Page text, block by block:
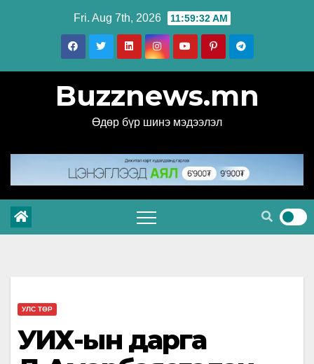
Fri. Aug 7th, 2026 11:59:33 AM
Buzznews.mn
Өдөр бүр шинэ мэдээлэл
УЛС ТӨР
УИХ-ын дарга